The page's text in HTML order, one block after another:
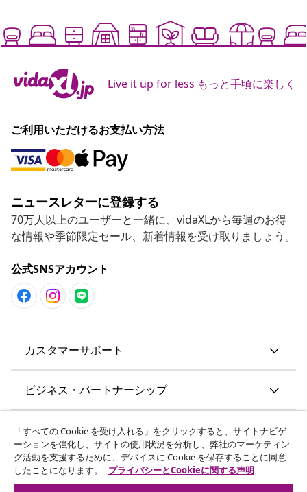
Live it up for less もっと手頃に楽しく
ご利用いただけるお支払い方法
ニュースレターに登録する
70万人以上のユーザーと一緒に、vidaXLから毎週のお得
な情報や季節限定セール、新着情報を受け取りましょう。
公式SNSアカウント
カスタマーサポート
ビジネス・パートナーシップ
vidaXL
その他の情報
「すべての Cookie を受け入れる」をクリックすると、サイトナビゲ
ーションを強化し、サイトの使用状況を分析し、弊社のマーケティン
グ活動を支援するために、デバイスに Cookie を保存することに同意
したことになります。
プライバシーとCookieに関する声明